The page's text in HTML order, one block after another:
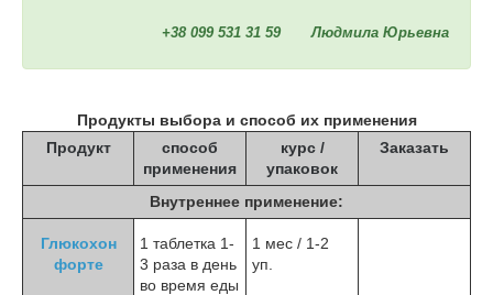
+38 099 531 31 59 Людмила Юрьевна
Продукты выбора и способ их применения
Продукт
способ
применения
курс /
упаковок
Заказать
Внутреннее применение:
Глюкохон
форте
1 таблетка 1-
3 раза в день
во время еды
1 мес / 1-2
уп.